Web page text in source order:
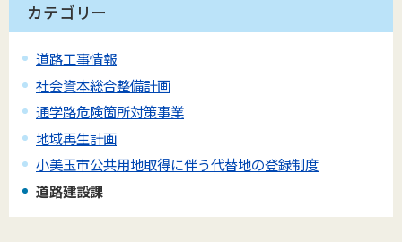
カテゴリー
道路工事情報
社会資本総合整備計画
通学路危険箇所対策事業
地域再生計画
小美玉市公共用地取得に伴う代替地の登録制度
道路建設課